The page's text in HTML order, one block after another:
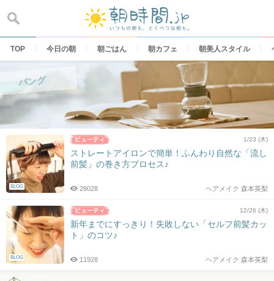
content
TOP 今日の朝 朝ごはん 朝カフェ 朝美人スタイル
バング
BLOG
1/23 (木)
ストレートアイロンで簡単！ふんわり自然な「流し
前髪」の巻き方プロセス♪
ヘアメイク 森本英梨
28028
BLOG
12/26 (木)
新年までにすっきり！失敗しない「セルフ前髪カッ
ト」のコツ♪
ヘアメイク 森本英梨
11928